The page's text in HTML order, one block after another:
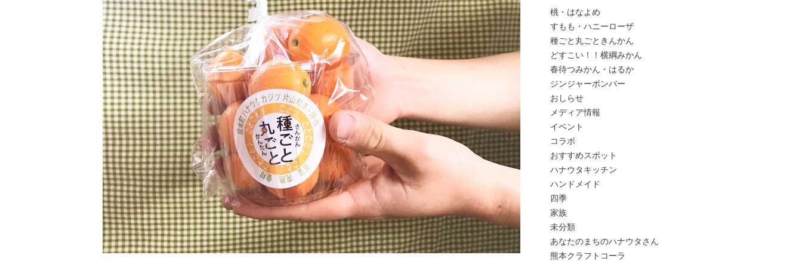
桃・はなよめ
すもも・ハニーローザ
種ごと丸ごときんかん
どすこい！！横綱みかん
春待つみかん・はるか
ジンジャーボンバー
おしらせ
メディア情報
イベント
コラボ
おすすめスポット
ハナウタキッチン
ハンドメイド
四季
家族
未分類
あなたのまちのハナウタさん
熊本クラフトコーラ